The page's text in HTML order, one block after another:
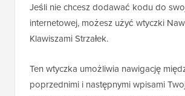
Jeśli nie chcesz dodawać kodu do
internetowej, możesz użyć wtyczki
Klawiszami Strzałek.
Ten wtyczka umożliwia nawigację
poprzednimi i następnymi wpisami